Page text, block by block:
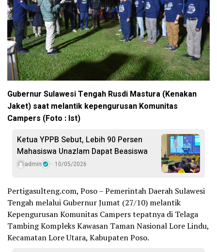
Gubernur Sulawesi Tengah Rusdi Mastura (Kenakan
Jaket) saat melantik kepengurusan Komunitas
Campers (Foto : Ist)
Ketua YPPB Sebut, Lebih 90 Persen
Mahasiswa Unazlam Dapat Beasiswa
admin 10/05/2026
Pertigasulteng.com, Poso – Pemerintah Daerah Sulawesi
Tengah melalui Gubernur Jumat (27/10) melantik
Kepengurusan Komunitas Campers tepatnya di Telaga
Tambing Kompleks Kawasan Taman Nasional Lore Lindu,
Kecamatan Lore Utara, Kabupaten Poso.